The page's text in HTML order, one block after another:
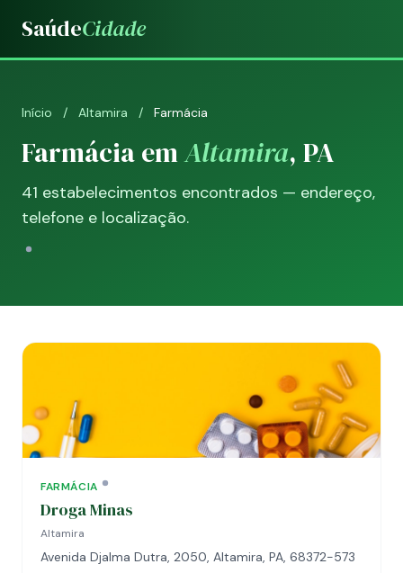
SaúdeCidade
Início / Altamira / Farmácia
Farmácia emAltamira, PA
41 estabelecimentos encontrados — endereço,
telefone e localização.
FARMÁCIA
Droga Minas
Altamira
Avenida Djalma Dutra, 2050, Altamira, PA, 68372-573